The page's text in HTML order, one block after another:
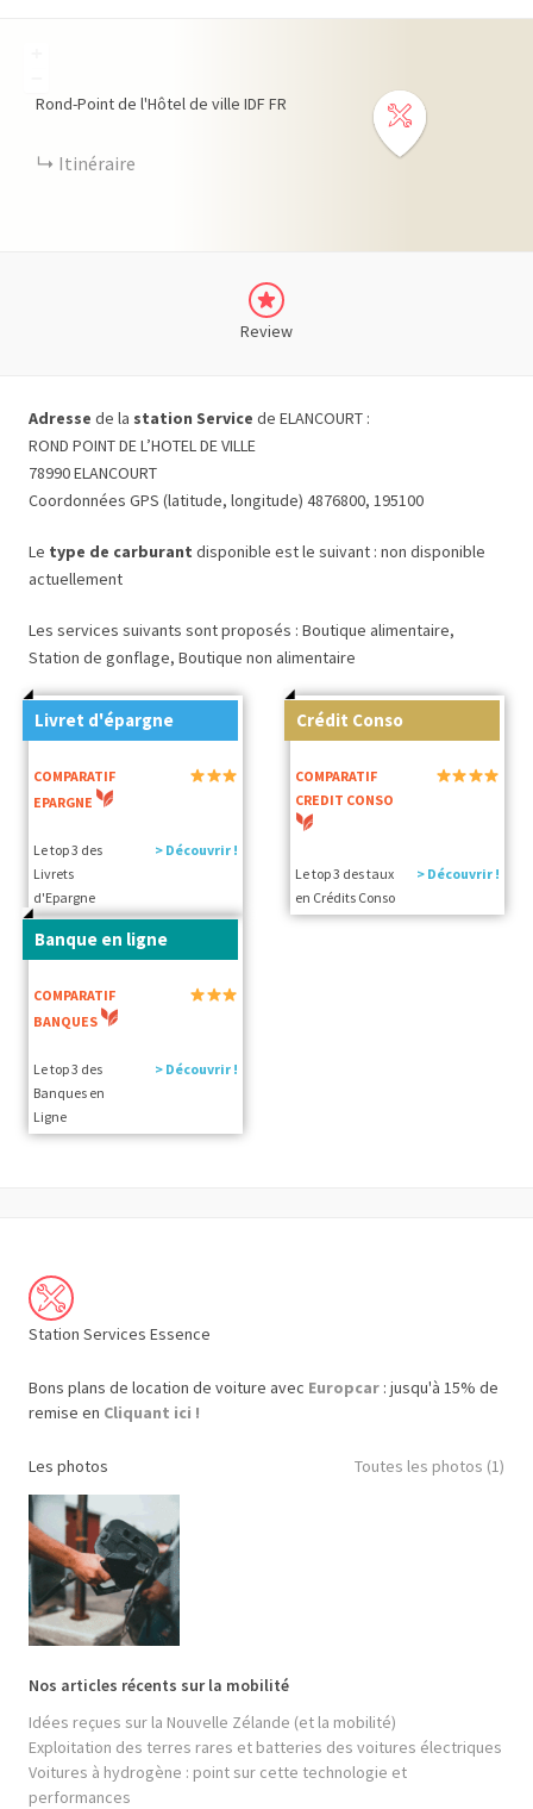
Rond-Point de l'Hôtel de ville IDF FR
Itinéraire
Review
Adresse de la station Service de ELANCOURT :
ROND POINT DE L’HOTEL DE VILLE
78990 ELANCOURT
Coordonnées GPS (latitude, longitude) 4876800, 195100
Le type de carburant disponible est le suivant : non disponible
actuellement
Les services suivants sont proposés : Boutique alimentaire,
Station de gonflage, Boutique non alimentaire
Livret d'épargne
COMPARATIF
EPARGNE
Le top 3 des
Livrets
d'Epargne
> Découvrir !
Crédit Conso
COMPARATIF
CREDIT CONSO
Le top 3 des taux
en Crédits Conso
> Découvrir !
Banque en ligne
COMPARATIF
BANQUES
Le top 3 des
Banques en
Ligne
> Découvrir !
Station Services Essence
Bons plans de location de voiture avec Europcar : jusqu'à 15% de
remise en Cliquant ici !
Les photos Toutes les photos (1)
Nos articles récents sur la mobilité
Idées reçues sur la Nouvelle Zélande (et la mobilité)
Exploitation des terres rares et batteries des voitures électriques
Voitures à hydrogène : point sur cette technologie et
performances